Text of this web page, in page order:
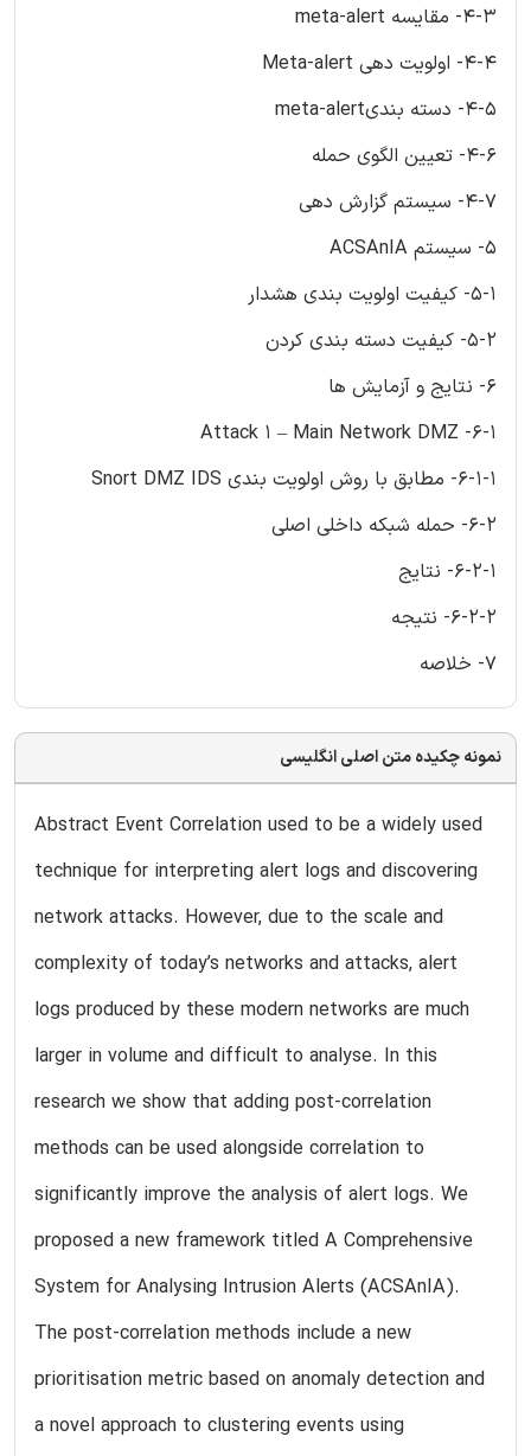
4-3- مقایسه meta-alert
4-4- اولویت دهی Meta-alert
4-5- دسته بندیmeta-alert
4-6- تعیین الگوی حمله
4-7- سیستم گزارش دهی
5- سیستم ACSAnIA
5-1- کیفیت اولویت بندی هشدار
5-2- کیفیت دسته بندی کردن
6- نتایج و آزمایش ها
6-1- Attack 1 – Main Network DMZ
6-1-1- مطابق با روش اولویت بندی Snort DMZ IDS
6-2- حمله شبکه داخلی اصلی
6-2-1- نتایج
6-2-2- نتیجه
7- خلاصه
نمونه چکیده متن اصلی انگلیسی
Abstract Event Correlation used to be a widely used
technique for interpreting alert logs and discovering
network attacks. However, due to the scale and
complexity of today’s networks and attacks, alert
logs produced by these modern networks are much
larger in volume and difficult to analyse. In this
research we show that adding post-correlation
methods can be used alongside correlation to
significantly improve the analysis of alert logs. We
proposed a new framework titled A Comprehensive
System for Analysing Intrusion Alerts (ACSAnIA).
The post-correlation methods include a new
prioritisation metric based on anomaly detection and
a novel approach to clustering events using